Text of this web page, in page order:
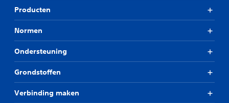
Producten
Normen
Ondersteuning
Grondstoffen
Verbinding maken